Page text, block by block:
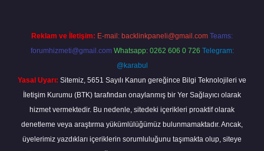
Reklam ve İletişim: E-mail: backlinkpaneli@gmail.com Teams:
forumhizmeti@gmail.com Whatsapp: 0262 606 0 726 Telegram:
@karabul
Yasal Uyarı: Sitemiz, 5651 Sayılı Kanun gereğince Bilgi Teknolojileri ve
İletişim Kurumu (BTK) tarafından onaylanmış bir Yer Sağlayıcı olarak
hizmet vermektedir. Bu nedenle, sitedeki içerikleri proaktif olarak
denetleme veya araştırma yükümlülüğümüz bulunmamaktadır. Ancak,
üyelerimiz yazdıkları içeriklerin sorumluluğunu taşımakta olup, siteye